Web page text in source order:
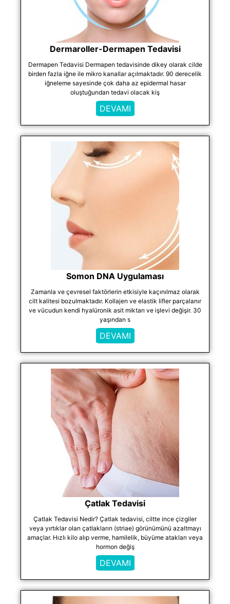
Dermaroller-Dermapen Tedavisi
Dermapen Tedavisi Dermapen tedavisinde dikey olarak cilde
birden fazla iğne ile mikro kanallar açılmaktadır. 90 derecelik
iğneleme sayesinde çok daha az epidermal hasar
oluştuğundan tedavi olacak kiş
DEVAMI
Somon DNA Uygulaması
Zamanla ve çevresel faktörlerin etkisiyle kaçınılmaz olarak
cilt kalitesi bozulmaktadır. Kollajen ve elastik lifler parçalanır
ve vücudun kendi hyalüronik asit miktarı ve işlevi değişir. 30
yaşından s
DEVAMI
Çatlak Tedavisi
Çatlak Tedavisi Nedir? Çatlak tedavisi, ciltte ince çizgiler
veya yırtıklar olan çatlakların (striae) görünümünü azaltmayı
amaçlar. Hızlı kilo alıp verme, hamilelik, büyüme atakları veya
hormon değiş
DEVAMI